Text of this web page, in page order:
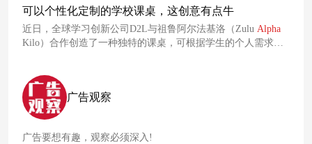
可以个性化定制的学校课桌，这创意有点牛
近日，全球学习创新公司D2L与祖鲁阿尔法基洛（Zulu Alpha
Kilo）合作创造了一种独特的课桌，可根据学生的个人需求定
化设计。这张桌子是D2L的基本信念，即学习可以改变世界，
它的设计体现了这一理念。
广告观察
广告要想有趣，观察必须深入!